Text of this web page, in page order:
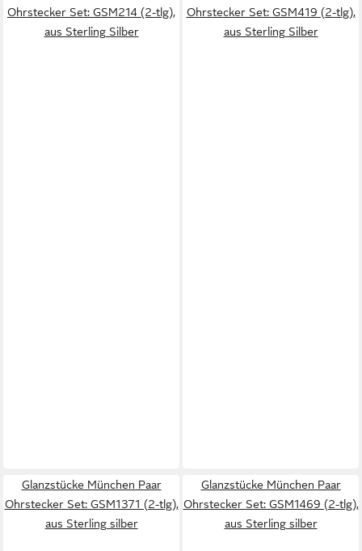
Ohrstecker Set: GSM214 (2-tlg),
aus Sterling Silber
Ohrstecker Set: GSM419 (2-tlg),
aus Sterling Silber
Glanzstücke München Paar
Ohrstecker Set: GSM1371 (2-tlg),
aus Sterling silber
Glanzstücke München Paar
Ohrstecker Set: GSM1469 (2-tlg),
aus Sterling silber